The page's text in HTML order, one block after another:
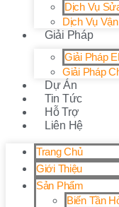
Dịch Vụ
Dịch Vụ
Giải Pháp
Giải Pháp
Giải Pháp
Dự Án
Tin Tức
Hỗ Trợ
Liên Hệ
Trang Chủ
Giới Thiệu
Sản Phẩm
Biến Tần